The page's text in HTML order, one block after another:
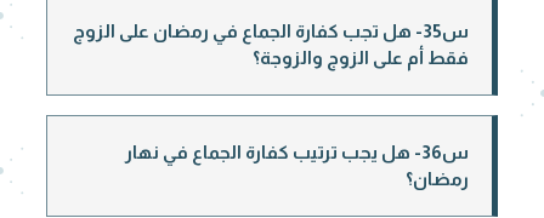
س35- هل تجب كفارة الجماع في رمضان على الزوج
فقط أم على الزوج والزوجة؟
س36- هل يجب ترتيب كفارة الجماع في نهار
رمضان؟